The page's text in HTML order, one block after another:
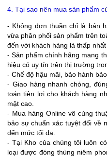
4. Tại sao nên mua sản phẩm
- Không đơn thuần chỉ là bán
vừa phân phối sản phẩm trên
đến với khách hàng là thấp
- Sản phẩm chính hãng mang
hiệu có uy tín trên thị trường
- Chế độ hậu mãi, bảo hành
- Giao hàng nhanh chóng,
toán tiện lợi cho khách hàng
mật cao.
- Mua hàng Online vô cùng
bảo sự chuẩn xác tuyệt đối về
đến mức tối đa.
- Tại Kho của chúng tôi luôn
loại được đóng thùng niêm